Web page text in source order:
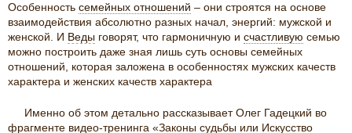
Особенность семейных отношений – они строятся на основе
взаимодействия абсолютно разных начал, энергий: мужской и
женской. И Веды говорят, что гармоничную и счастливую семью
можно построить даже зная лишь суть основы семейных
отношений, которая заложена в особенностях мужских качеств
характера и женских качеств характера
Именно об этом детально рассказывает Олег Гадецкий во
фрагменте видео-тренинга «Законы судьбы или Искусство